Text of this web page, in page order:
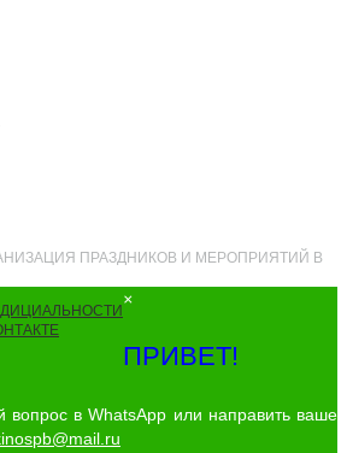
ПРАЗДНИКОВ И МЕРОПРИЯТИЙ В
×
ПРИВЕТ!
вопрос в WhatsApp или направить ваше